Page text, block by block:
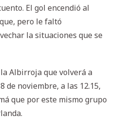
El gol encendió al
pero le faltó
la situaciones que se
Albirroja que volverá a
de noviembre, a las 12.15,
que por este mismo grupo